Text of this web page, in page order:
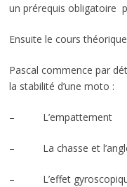
un prérequis obligatoire
Ensuite le cours
Pascal commence par
la stabilité d’une moto :
– L’empattement
– La chasse et
– L’effet